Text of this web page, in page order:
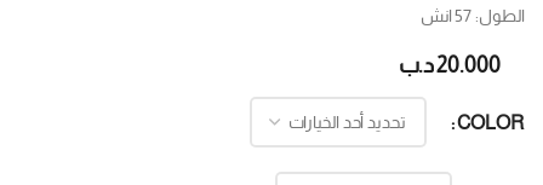
الطول: 57 انش
20.000د.ب
COLOR